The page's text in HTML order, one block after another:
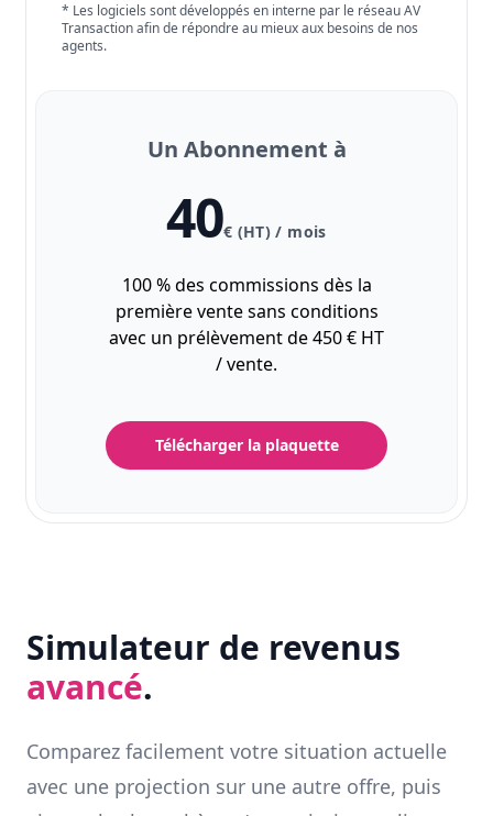
* Les logiciels sont développés en interne par le réseau AV
Transaction afin de répondre au mieux aux besoins de nos
agents.
Un Abonnement à
40€ (HT) / mois
100 % des commissions dès la
première vente sans conditions
avec un prélèvement de 450 € HT
/ vente.
Télécharger la plaquette
Simulateur de revenus
avancé.
Comparez facilement votre situation actuelle
avec une projection sur une autre offre, puis